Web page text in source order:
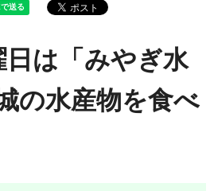
は「みやぎ水
の水産物を食べ